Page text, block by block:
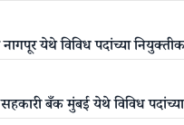
येथे विविध पदांच्या
बँक मुंबई येथे विविध